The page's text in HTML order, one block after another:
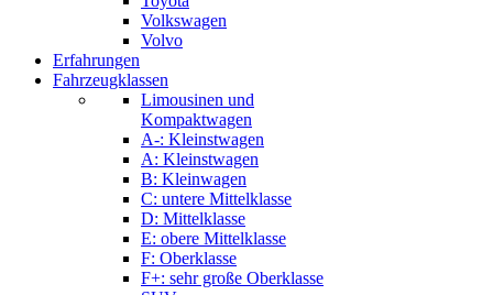
Volkswagen
Volvo
Erfahrungen
Fahrzeugklassen
Limousinen und
Kompaktwagen
A-: Kleinstwagen
A: Kleinstwagen
B: Kleinwagen
C: untere Mittelklasse
D: Mittelklasse
E: obere Mittelklasse
F: Oberklasse
F+: sehr große Oberklasse